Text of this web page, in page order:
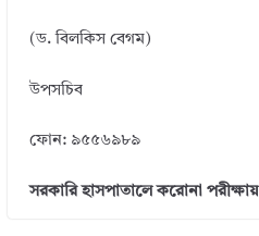
(ড. বিলকিস বেগম)
উপসচিব
ফোন: ৯৫৫৬৯৮৯
সরকারি হাসপাতালে করোনা